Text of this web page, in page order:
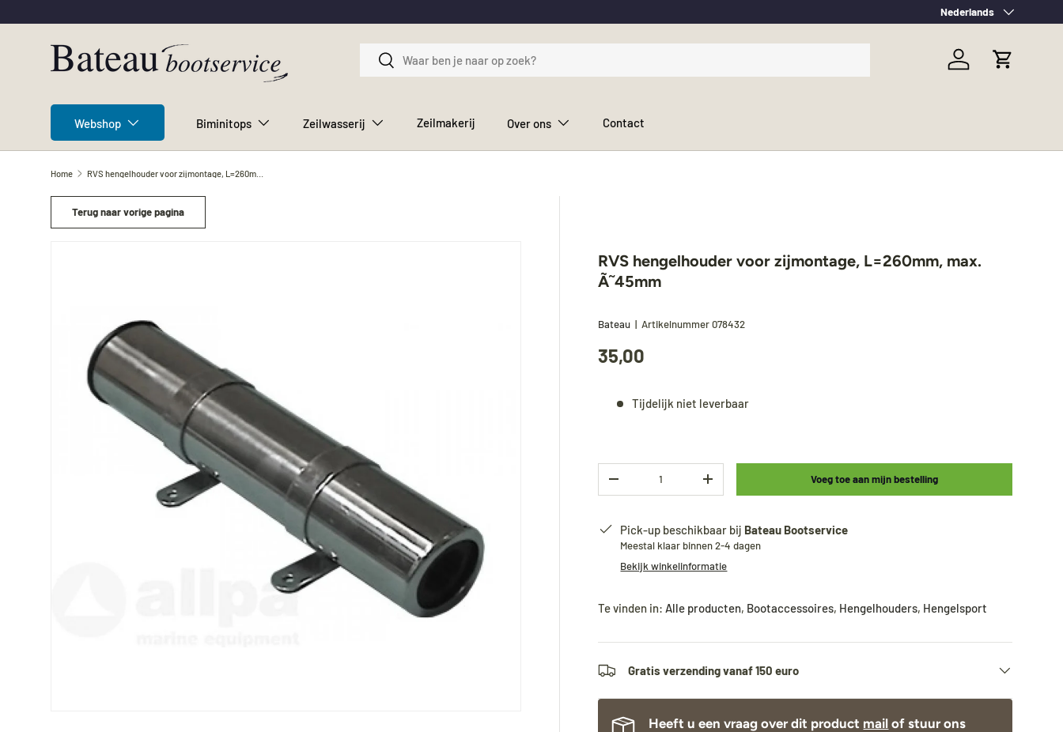
Ga naar inhoud
Taal
Nederlands
Zoeken
Zoeken
Inloggen
Webshop Biminitops Zeilwasserij Zeilmakerij Over ons Contact
Home RVS hengelhouder voor zijmontage, L=260mm, max. Ã˜45mm
Terug naar vorige pagina
RVS hengelhouder voor zijmontage, L=260mm, max.
Ã˜45mm
Bateau |Artikelnummer 078432
35,00
Tijdelijk niet leverbaar
-
+ Voeg toe aan mijn bestelling
Pick-up beschikbaar bij Bateau Bootservice
Meestal klaar binnen 2-4 dagen
Bekijk winkelinformatie
Te vinden in: Alle producten, Bootaccessoires, Hengelhouders, Hengelsport
Gratis verzending vanaf 150 euro
Heeft u een vraag over dit product mail of stuur ons